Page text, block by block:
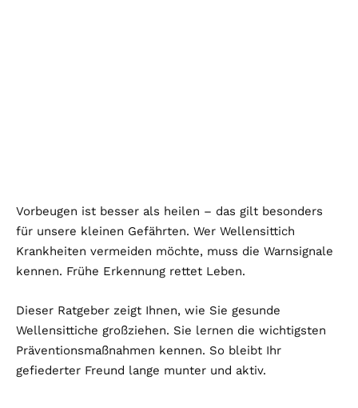
Vorbeugen ist besser als heilen – das gilt besonders
für unsere kleinen Gefährten. Wer Wellensittich
Krankheiten vermeiden möchte, muss die Warnsignale
kennen. Frühe Erkennung rettet Leben.
Dieser Ratgeber zeigt Ihnen, wie Sie gesunde
Wellensittiche großziehen. Sie lernen die wichtigsten
Präventionsmaßnahmen kennen. So bleibt Ihr
gefiederter Freund lange munter und aktiv.